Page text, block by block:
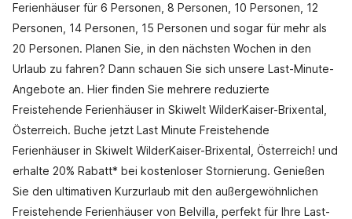
Ferienhäuser für 6 Personen, 8 Personen, 10 Personen, 12
Personen, 14 Personen, 15 Personen und sogar für mehr als
20 Personen. Planen Sie, in den nächsten Wochen in den
Urlaub zu fahren? Dann schauen Sie sich unsere Last-Minute-
Angebote an. Hier finden Sie mehrere reduzierte
Freistehende Ferienhäuser in Skiwelt WilderKaiser-Brixental,
Österreich. Buche jetzt Last Minute Freistehende
Ferienhäuser in Skiwelt WilderKaiser-Brixental, Österreich! und
erhalte 20% Rabatt* bei kostenloser Stornierung. Genießen
Sie den ultimativen Kurzurlaub mit den außergewöhnlichen
Freistehende Ferienhäuser von Belvilla, perfekt für Ihre Last-